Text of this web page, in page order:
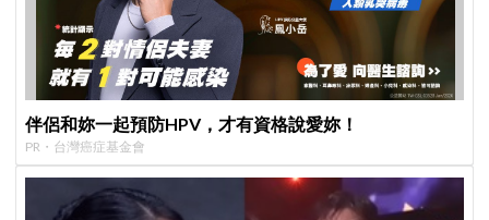
伴侶和妳一起預防HPV，才有資格說愛妳！
PR・台灣癌症基金會